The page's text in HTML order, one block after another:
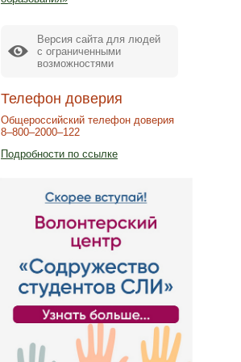
Версия сайта для людей
с ограниченными
возможностями
Телефон доверия
Общероссийский телефон доверия
8–800–2000–122
Подробности по ссылке